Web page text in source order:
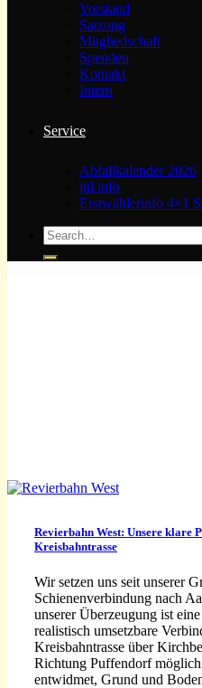
Vorstand
Satzung
Mitgliedschaft
Spenden
Kontakt
Intern
Service
Abfallkalender 2026
jül.info
Erstwählerinfo 4×1
Revierbahn West: Unsere klare
Kreisbahntrasse
Wir setzen uns seit unserer
Schienenverbindung nach
unserer Überzeugung ist
realistisch umsetzbare
Kreisbahntrasse über
Richtung Puffendorf
entwidmet, Grund und